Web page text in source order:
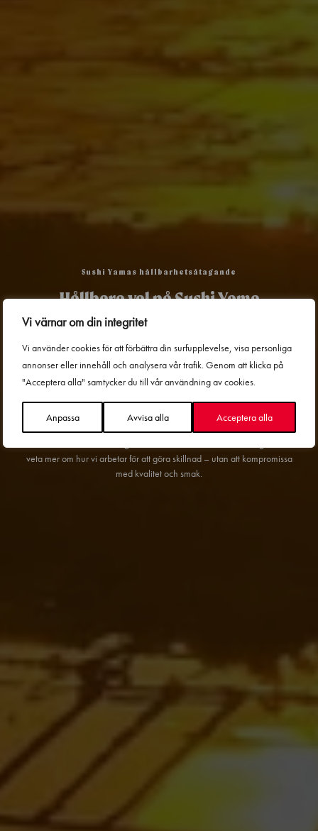
Vi värnar om din integritet
Vi använder cookies för att förbättra din surfupplevelse, visa personliga
annonser eller innehåll och analysera vår trafik. Genom att klicka på
"Acceptera alla" samtycker du till vår användning av cookies.
Anpassa Avvisa alla Acceptera alla
Sushi Yamas hållbarhetsåtagande
Hållbara val på Sushi Yama
På Sushi Yama arbetar vi målmedvetet för att erbjuda matupplevelser
om att göra medvetna val genom hela vår verksamhet – från råvara till
färdig rätt. Det innebär bland annat att vi noggrant väljer certifierade och
spårbara produkter från havet, att vi utvecklar menyer med lägre
klimatpåverkan och att vi tar in innovativa råvaror från den nordiska
naturen.
veta mer om hur vi arbetar för att göra skillnad – utan att kompromissa
med kvalitet och smak.